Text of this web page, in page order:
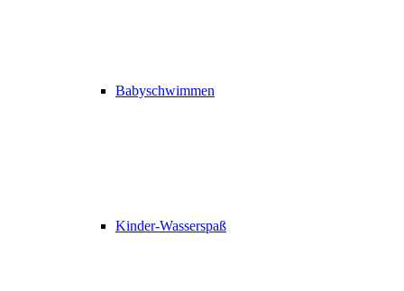
Babyschwimmen
Kinder-Wasserspaß